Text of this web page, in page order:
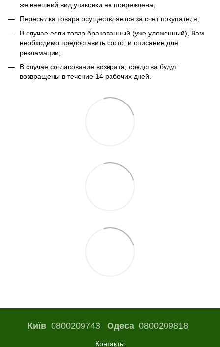
же внешний вид упаковки не повреждена;
Пересылка товара осуществляется за счет покупателя;
В случае если товар бракованный (уже уложенный), Вам
необходимо предоставить фото, и описание для
рекламации;
В случае согласование возврата, средства будут
возвращены в течение 14 рабочих дней.
Київ0800209743 Одеса0800209818
Контакты